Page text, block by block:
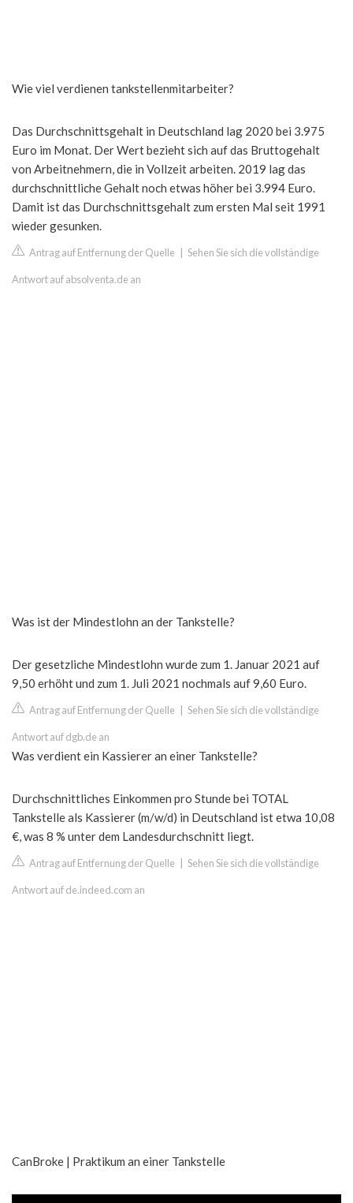
Wie viel verdienen tankstellenmitarbeiter?
Das Durchschnittsgehalt in Deutschland lag 2020 bei 3.975
Euro im Monat. Der Wert bezieht sich auf das Bruttogehalt
von Arbeitnehmern, die in Vollzeit arbeiten. 2019 lag das
durchschnittliche Gehalt noch etwas höher bei 3.994 Euro.
Damit ist das Durchschnittsgehalt zum ersten Mal seit 1991
wieder gesunken.
Antrag auf Entfernung der Quelle Sehen Sie sich die vollständige
Antwort auf absolventa.de an
Was ist der Mindestlohn an der Tankstelle?
Der gesetzliche Mindestlohn wurde zum 1. Januar 2021 auf
9,50 erhöht und zum 1. Juli 2021 nochmals auf 9,60 Euro.
Antrag auf Entfernung der Quelle Sehen Sie sich die vollständige
Antwort auf dgb.de an
Was verdient ein Kassierer an einer Tankstelle?
Durchschnittliches Einkommen pro Stunde bei TOTAL
Tankstelle als Kassierer (m/w/d) in Deutschland ist etwa 10,08
€, was 8 % unter dem Landesdurchschnitt liegt.
Antrag auf Entfernung der Quelle Sehen Sie sich die vollständige
Antwort auf de.indeed.com an
CanBroke | Praktikum an einer Tankstelle